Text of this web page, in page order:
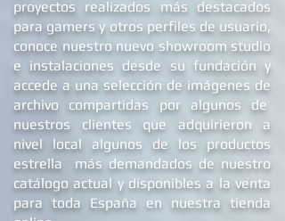
Descubre nuestro portfolio de
proyectos realizados más destacados
para gamers y otros perfiles de usuario,
conoce nuestro nuevo showroom studio
einstalacionesdesde su fundación y
accede a una selección de imágenes de
archivo compartidas por algunos de
nuestros clientes que adquirieron a
nivel local algunos de los productos
estrella más demandados de nuestro
catálogo actual y disponibles a la venta